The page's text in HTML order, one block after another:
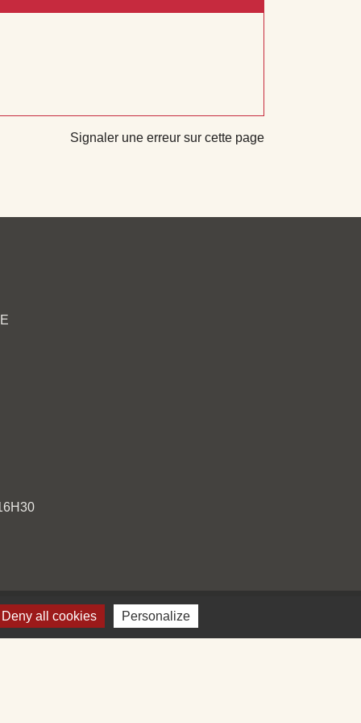
Signaler une erreur sur cette page
Deny all cookies Personalize